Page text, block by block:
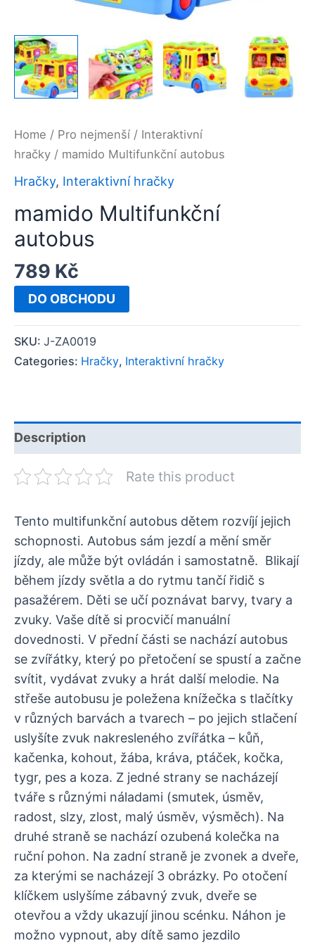
Home / Pro nejmenší / Interaktivní
hračky / mamido Multifunkční autobus
Hračky, Interaktivní hračky
mamido Multifunkční
autobus
789 Kč
DO OBCHODU
SKU: J-ZA0019
Categories: Hračky, Interaktivní hračky
Description
Rate this product
Tento multifunkční autobus dětem rozvíjí jejich
schopnosti. Autobus sám jezdí a mění směr
jízdy, ale může být ovládán i samostatně. Blikají
během jízdy světla a do rytmu tančí řidič s
pasažérem. Děti se učí poznávat barvy, tvary a
zvuky. Vaše dítě si procvičí manuální
dovednosti. V přední části se nachází autobus
se zvířátky, který po přetočení se spustí a začne
svítit, vydávat zvuky a hrát další melodie. Na
střeše autobusu je poležena knížečka s tlačítky
v různých barvách a tvarech – po jejich stlačení
uslyšíte zvuk nakresleného zvířátka – kůň,
kačenka, kohout, žába, kráva, ptáček, kočka,
tygr, pes a koza. Z jedné strany se nacházejí
tváře s různými náladami (smutek, úsměv,
radost, slzy, zlost, malý úsměv, výsměch). Na
druhé straně se nachází ozubená kolečka na
ruční pohon. Na zadní straně je zvonek a dveře,
za kterými se nacházejí 3 obrázky. Po otočení
klíčkem uslyšíme zábavný zvuk, dveře se
otevřou a vždy ukazují jinou scénku. Náhon je
možno vypnout, aby dítě samo jezdilo